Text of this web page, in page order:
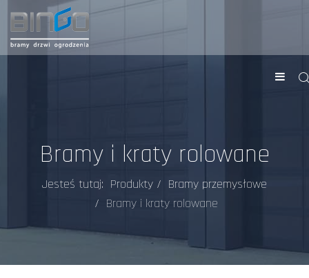
Bramy i kraty rolowane
Jesteś tutaj: Produkty
Bramy przemysłowe
Bramy i kraty rolowane